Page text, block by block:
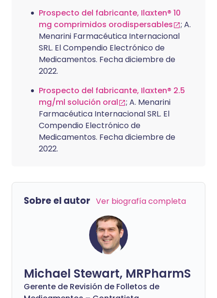
Prospecto del fabricante, Ilaxten® 10
mg comprimidos orodispersables
; A.
Menarini Farmacéutica Internacional
SRL. El Compendio Electrónico de
Medicamentos. Fecha diciembre de
2022.
Prospecto del fabricante, Ilaxten® 2.5
mg/ml solución oral
; A. Menarini
Farmacéutica Internacional SRL. El
Compendio Electrónico de
Medicamentos. Fecha diciembre de
2022.
Sobre el autor Ver biografía completa
Michael Stewart, MRPharmS
Gerente de Revisión de Folletos de